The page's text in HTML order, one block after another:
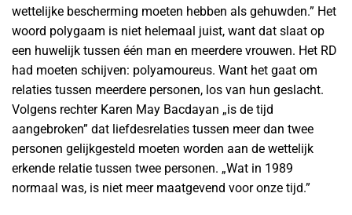
wettelijke bescherming moeten hebben als gehuwden.” Het
woord polygaam is niet helemaal juist, want dat slaat op
een huwelijk tussen één man en meerdere vrouwen. Het RD
had moeten schijven: polyamoureus. Want het gaat om
relaties tussen meerdere personen, los van hun geslacht.
Volgens rechter Karen May Bacdayan „is de tijd
aangebroken” dat liefdesrelaties tussen meer dan twee
personen gelijkgesteld moeten worden aan de wettelijk
erkende relatie tussen twee personen. „Wat in 1989
normaal was, is niet meer maatgevend voor onze tijd.”